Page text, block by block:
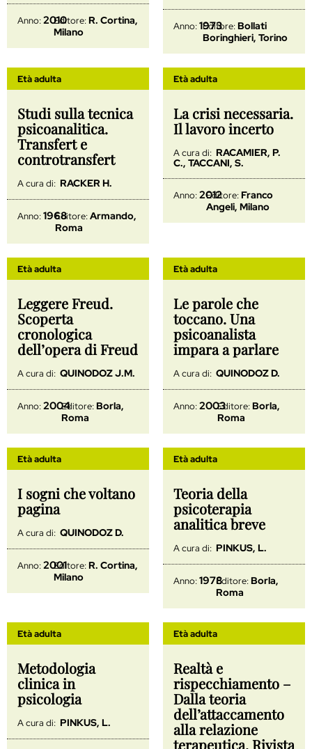
Anno:2010
Editore:R. Cortina,
Milano
Anno:1973
Editore: Bollati
Boringhieri, Torino
Età adulta
Studi sulla tecnica
psicoanalitica.
Transfert e
controtransfert
A cura di: RACKER H.
Anno:1968Editore:Armando,
Roma
Età adulta
La crisi necessaria.
Il lavoro incerto
A cura di: RACAMIER, P.
C., TACCANI, S.
Anno:2012
Editore:Franco
Angeli, Milano
Età adulta
Leggere Freud.
Scoperta
cronologica
dell’opera di Freud
A cura di: QUINODOZ J.M.
Anno:2004Editore:Borla,
Roma
Età adulta
Le parole che
toccano. Una
psicoanalista
impara a parlare
A cura di: QUINODOZ D.
Anno:2003Editore:Borla,
Roma
Età adulta
I sogni che voltano
pagina
A cura di: QUINODOZ D.
Anno:2001
Editore:R. Cortina,
Milano
Età adulta
Teoria della
psicoterapia
analitica breve
A cura di: PINKUS, L.
Anno:1978Editore: Borla,
Roma
Età adulta
Metodologia
clinica in
psicologia
A cura di: PINKUS, L.
Età adulta
Realtà e
rispecchiamento –
Dalla teoria
dell’attaccamento
alla relazione
terapeutica, Rivista